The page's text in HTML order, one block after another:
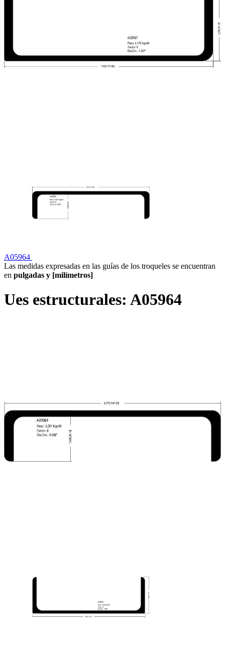
A05964
Las medidas expresadas en las guías de los troqueles se encuentran
en pulgadas y [milímetros]
Ues estructurales: A05964